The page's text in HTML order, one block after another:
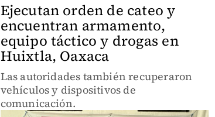
Ejecutan orden de cateo y
encuentran armamento,
equipo táctico y drogas en
Huixtla, Oaxaca
Las autoridades también recuperaron
vehículos y dispositivos de
comunicación.